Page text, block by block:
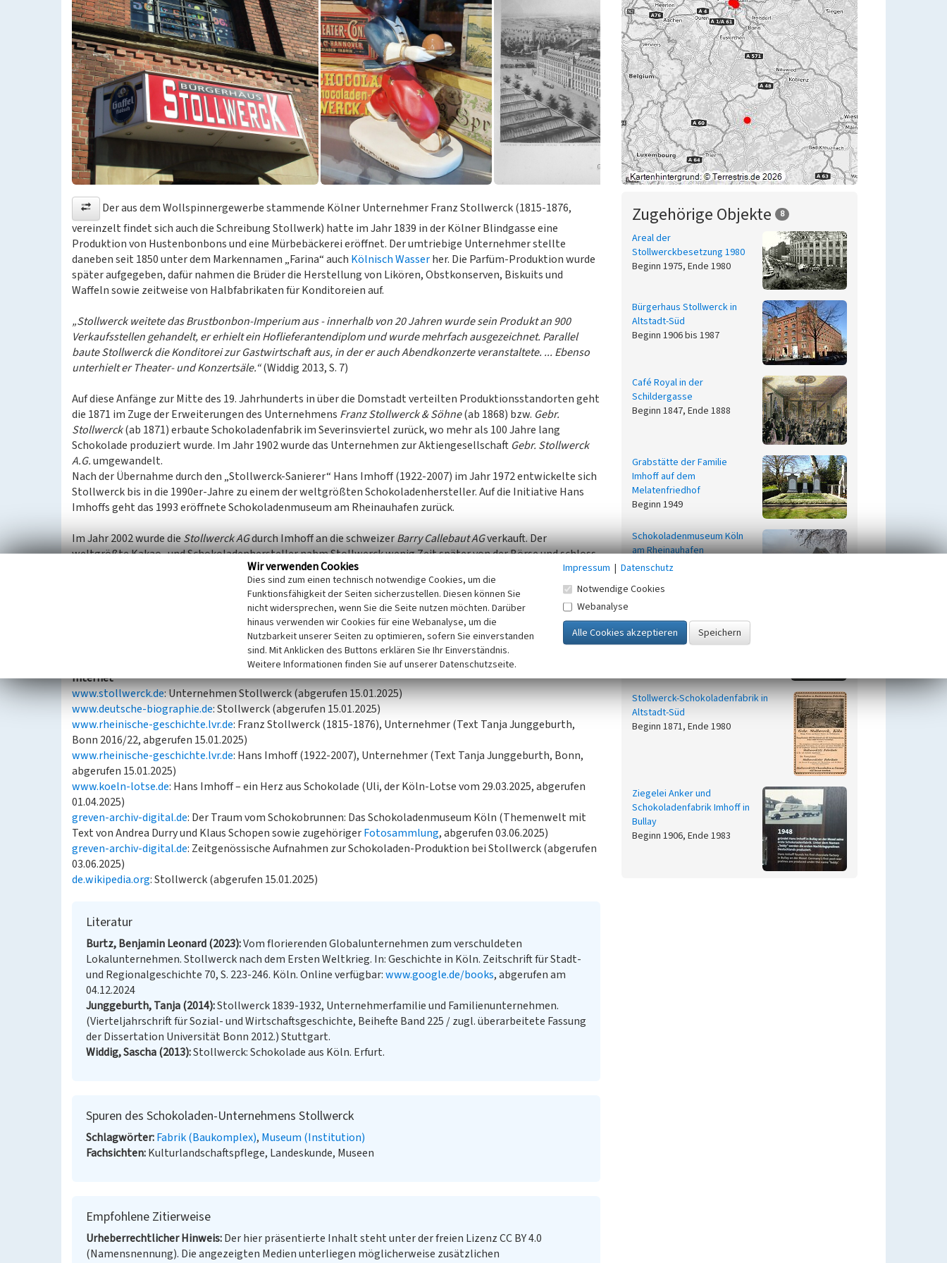
Der aus dem Wollspinnergewerbe stammende Kölner Unternehmer Franz Stollwerck (1815-1876,
vereinzelt findet sich auch die Schreibung Stollwerk) hatte im Jahr 1839 in der Kölner Blindgasse eine
Produktion von Hustenbonbons und eine Mürbebäckerei eröffnet. Der umtriebige Unternehmer stellte
daneben seit 1850 unter dem Markennamen „Farina“ auch Kölnisch Wasserher. Die Parfüm-Produktion wurde
später aufgegeben, dafür nahmen die Brüder die Herstellung von Likören, Obstkonserven, Biskuits und
Waffeln sowie zeitweise von Halbfabrikaten für Konditoreien auf.
„Stollwerck weitete das Brustbonbon-Imperium aus - innerhalb von 20 Jahren wurde sein Produkt an 900
Verkaufsstellen gehandelt, er erhielt ein Hoflieferantendiplom und wurde mehrfach ausgezeichnet. Parallel
baute Stollwerck die Konditorei zur Gastwirtschaft aus, in der er auch Abendkonzerte veranstaltete. ... Ebenso
unterhielt er Theater- und Konzertsäle.“(Widdig 2013, S. 7)
Auf diese Anfänge zur Mitte des 19. Jahrhunderts in über die Domstadt verteilten Produktionsstandorten geht
die 1871 im Zuge der Erweiterungen des Unternehmens Franz Stollwerck & Söhne(ab 1868) bzw. Gebr.
Stollwerck(ab 1871) erbaute Schokoladenfabrik im Severinsviertel zurück, wo mehr als 100 Jahre lang
Schokolade produziert wurde. Im Jahr 1902 wurde das Unternehmen zur Aktiengesellschaft Gebr. Stollwerck
A.G.umgewandelt.
Nach der Übernahme durch den „Stollwerck-Sanierer“ Hans Imhoff (1922-2007) im Jahr 1972 entwickelte sich
Stollwerck bis in die 1990er-Jahre zu einem der weltgrößten Schokoladenhersteller. Auf die Initiative Hans
Imhoffs geht das 1993 eröffnete Schokoladenmuseum am Rheinauhafen zurück.
Im Jahr 2002 wurde dieStollwerck AGdurch Imhoff an die schweizerBarry Callebaut AGverkauft. Der
weltgrößte Kakao- und Schokoladenhersteller nahm Stollwerck wenig Zeit später von der Börse und schloss
das Produktionswerk in Köln (hier blieb zunächst nur noch die Verwaltung erhalten).
2011 wurde die erheblich größere Stollwerck-Gruppe in eine GmbH umgewandelt und an den belgischen
verkauft. Der deutsche Zweig der nunmehrigenStollwerck GmbHfirmiert seitdem
im schleswig-holsteinischen Norderstedt.
(Franz-Josef Knöchel, Digitales Kulturerbe LVR, 2025)
Internet
www.stollwerck.de: Unternehmen Stollwerck (abgerufen 15.01.2025)
www.deutsche-biographie.de: Stollwerck (abgerufen 15.01.2025)
www.rheinische-geschichte.lvr.de: Franz Stollwerck (1815-1876), Unternehmer (Text Tanja Junggeburth,
Bonn 2016/22, abgerufen 15.01.2025)
www.rheinische-geschichte.lvr.de: Hans Imhoff (1922-2007), Unternehmer (Text Tanja Junggeburth, Bonn,
abgerufen 15.01.2025)
www.koeln-lotse.de: Hans Imhoff – ein Herz aus Schokolade (Uli, der Köln-Lotse vom 29.03.2025, abgerufen
01.04.2025)
greven-archiv-digital.de: Der Traum vom Schokobrunnen: Das Schokoladenmuseum Köln (Themenwelt mit
Text von Andrea Durry und Klaus Schopen sowie zugehörigerFotosammlung, abgerufen 03.06.2025)
greven-archiv-digital.de: Zeitgenössische Aufnahmen zur Schokoladen-Produktion bei Stollwerck (abgerufen
03.06.2025)
de.wikipedia.org: Stollwerck (abgerufen 15.01.2025)
Literatur
Burtz, Benjamin Leonard (2023) Vom florierenden Globalunternehmen zum verschuldeten
Lokalunternehmen. Stollwerck nach dem Ersten Weltkrieg. In: Geschichte in Köln. Zeitschrift für Stadt-
und Regionalgeschichte 70, S. 223-246. Köln. Online verfügbar:www.google.de/books, abgerufen am
04.12.2024
Junggeburth, Tanja (2014) Stollwerck 1839-1932, Unternehmerfamilie und Familienunternehmen.
(Vierteljahrschrift für Sozial- und Wirtschaftsgeschichte, Beihefte Band 225 / zugl. überarbeitete Fassung
der Dissertation Universität Bonn 2012.) Stuttgart.
Widdig, Sascha (2013) Stollwerck: Schokolade aus Köln. Erfurt.
Spuren des Schokoladen-Unternehmens Stollwerck
Schlagwörter Fabrik (Baukomplex) Museum (Institution)
Fachsichten Kulturlandschaftspflege, Landeskunde, Museen
Empfohlene Zitierweise
Urheberrechtlicher Hinweis Der hier präsentierte Inhalt steht unter der freien Lizenz CC BY 4.0
(Namensnennung). Die angezeigten Medien unterliegen möglicherweise zusätzlichen
Zugehörige Objekte 8
Areal der
Stollwerckbesetzung 1980
Beginn 1975, Ende 1980
Bürgerhaus Stollwerck in
Altstadt-Süd
Beginn 1906 bis 1987
Café Royal in der
Schildergasse
Beginn 1847, Ende 1888
Grabstätte der Familie
Imhoff auf dem
Melatenfriedhof
Beginn 1949
Schokoladenmuseum Köln
am Rheinauhafen
Beginn 1993
Severinsmühlengasse / Ecke
Annostraße in Altstadt Süd
Beginn 1871 bis 1890
Stollwerck-Schokoladenfabrik in
Altstadt-Süd
Beginn 1871, Ende 1980
Ziegelei Anker und
Schokoladenfabrik Imhoff in
Bullay
Beginn 1906, Ende 1983
Wir verwenden Cookies
Dies sind zum einen technisch notwendige Cookies, um die
Funktionsfähigkeit der Seiten sicherzustellen. Diesen können Sie
nicht widersprechen, wenn Sie die Seite nutzen möchten. Darüber
hinaus verwenden wir Cookies für eine Webanalyse, um die
Nutzbarkeit unserer Seiten zu optimieren, sofern Sie einverstanden
sind. Mit Anklicken des Buttons erklären Sie Ihr Einverständnis.
Weitere Informationen finden Sie auf unserer Datenschutzseite.
Impressum | Datenschutz
Notwendige Cookies
Webanalyse